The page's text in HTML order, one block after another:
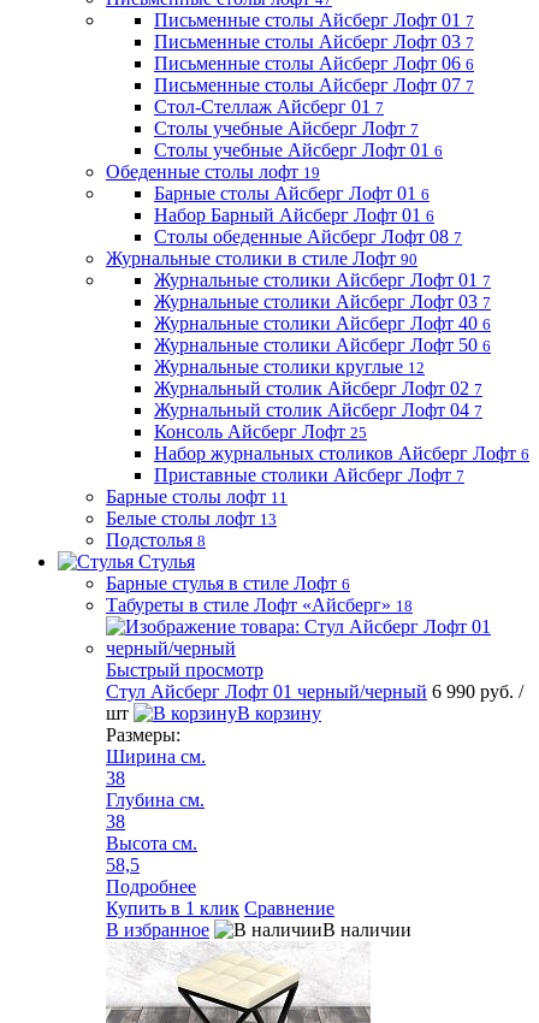
Письменные столы Айсберг Лофт 01 7
Письменные столы Айсберг Лофт 03 7
Письменные столы Айсберг Лофт 06 6
Письменные столы Айсберг Лофт 07 7
Стол-Стеллаж Айсберг 01 7
Столы учебные Айсберг Лофт 7
Столы учебные Айсберг Лофт 01 6
Обеденные столы лофт 19
Барные столы Айсберг Лофт 01 6
Набор Барный Айсберг Лофт 01 6
Столы обеденные Айсберг Лофт 08 7
Журнальные столики в стиле Лофт 90
Журнальные столики Айсберг Лофт 01 7
Журнальные столики Айсберг Лофт 03 7
Журнальные столики Айсберг Лофт 40 6
Журнальные столики Айсберг Лофт 50 6
Журнальные столики круглые 12
Журнальный столик Айсберг Лофт 02 7
Журнальный столик Айсберг Лофт 04 7
Консоль Айсберг Лофт 25
Набор журнальных столиков Айсберг Лофт 6
Приставные столики Айсберг Лофт 7
Барные столы лофт 11
Белые столы лофт 13
Подстолья 8
Стулья
Барные стулья в стиле Лофт 6
Табуреты в стиле Лофт «Айсберг» 18
Быстрый просмотр
Стул Айсберг Лофт 01 черный/черный 6 990 руб. /
шт
В корзину
Размеры:
Ширина см.
38
Глубина см.
38
Высота см.
58,5
Подробнее
Купить в 1 клик Сравнение
В избранное
В наличии